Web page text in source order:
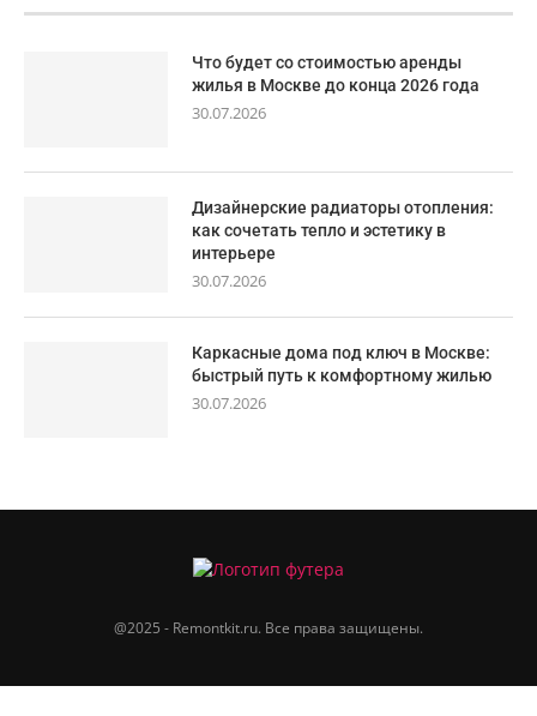
Что будет со стоимостью аренды
жилья в Москве до конца 2026 года
30.07.2026
Дизайнерские радиаторы отопления:
как сочетать тепло и эстетику в
интерьере
30.07.2026
Каркасные дома под ключ в Москве:
быстрый путь к комфортному жилью
30.07.2026
@2025 - Remontkit.ru. Все права защищены.